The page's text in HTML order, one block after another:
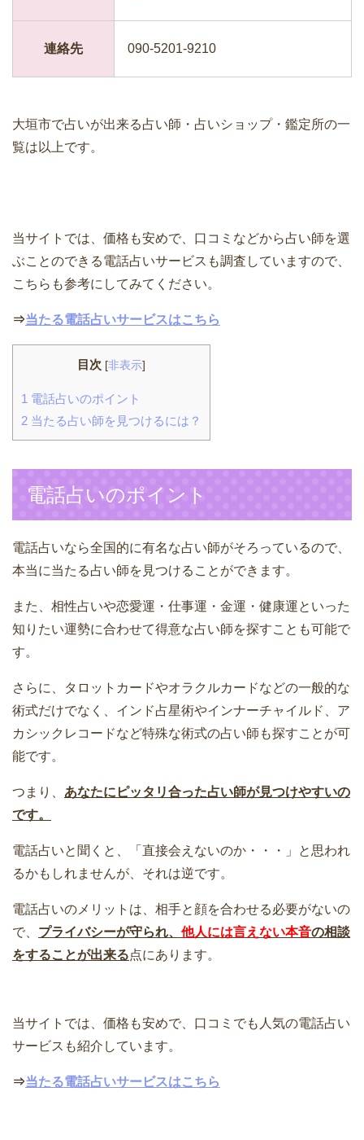
連絡先 090-5201-9210
大垣市で占いが出来る占い師・占いショップ・鑑定所の一
覧は以上です。
当サイトでは、価格も安めで、口コミなどから占い師を選
ぶことのできる電話占いサービスも調査していますので、
こちらも参考にしてみてください。
⇒当たる電話占いサービスはこちら
目次 [非表示]
1 電話占いのポイント
2 当たる占い師を見つけるには？
電話占いのポイント
電話占いなら全国的に有名な占い師がそろっているので、
本当に当たる占い師を見つけることができます。
また、相性占いや恋愛運・仕事運・金運・健康運といった
知りたい運勢に合わせて得意な占い師を探すことも可能で
す。
さらに、タロットカードやオラクルカードなどの一般的な
術式だけでなく、インド占星術やインナーチャイルド、ア
カシックレコードなど特殊な術式の占い師も探すことが可
能です。
つまり、 あなたにピッタリ合った占い師が見つけやすいの
です。
電話占いと聞くと、「直接会えないのか・・・」と思われ
るかもしれませんが、それは逆です。
電話占いのメリットは、相手と顔を合わせる必要がないの
で、 プライバシーが守られ、 他人には言えない本音の相談
をすることが出来る点にあります。
当サイトでは、価格も安めで、口コミでも人気の電話占い
サービスも紹介しています。
⇒当たる電話占いサービスはこちら